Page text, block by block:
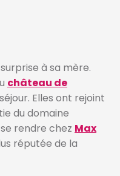
à sa mère.
château de
Elles ont rejoint
du domaine
rendre chez Max
réputée de la